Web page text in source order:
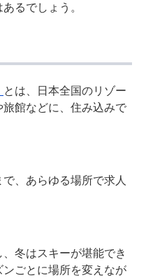
るでしょう。
とは、日本全国のリゾー
旅館などに、住み込みで
、あらゆる場所で求人
冬はスキーが堪能でき
ごとに場所を変えなが